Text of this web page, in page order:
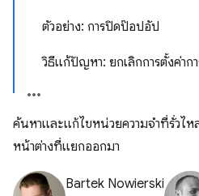
ตัวอย่าง: การปิดป๊อปอัป
วิธีแก้ปัญหา: ยกเลิกการตั้งค่ากา
ค้นหาและแก้ไขหน่วยความจำที่รั่วไห
หน้าต่างที่แยกออกมา
Bartek Nowierski